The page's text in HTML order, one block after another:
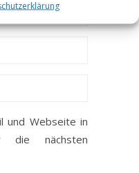
und Webseite in
die nächsten